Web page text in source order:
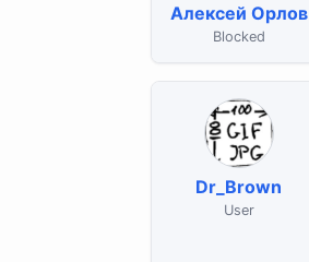
Алексей Орлов
Blocked
Dr_Brown
User